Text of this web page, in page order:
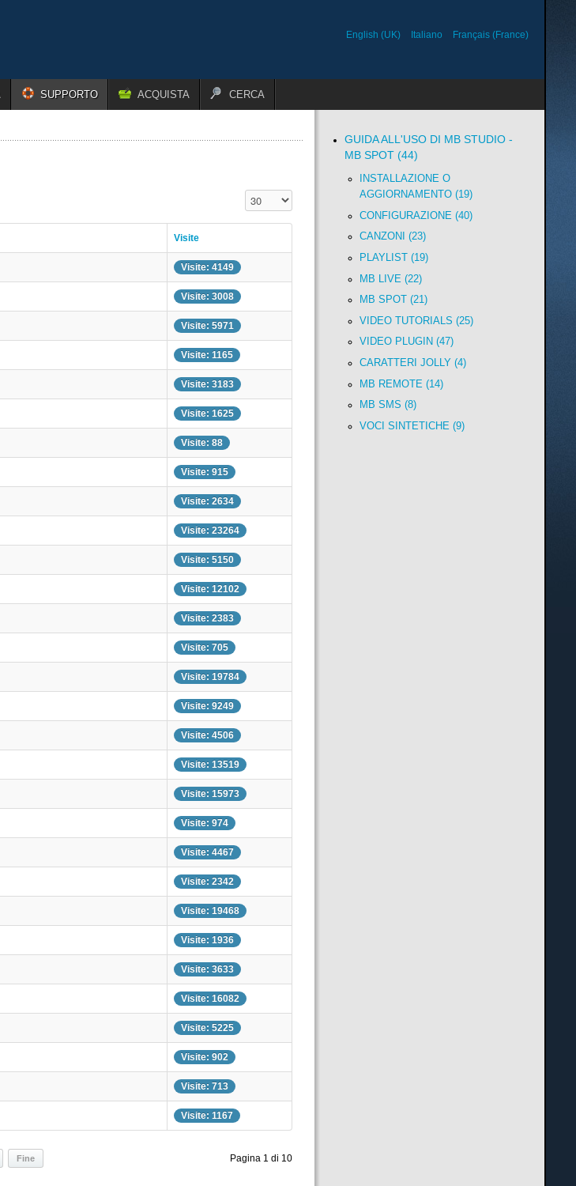
English (UK) Italiano Français (France)
SUPPORTO ACQUISTA CERCA
Visualizza n.
Visite
Visite: 4149
Visite: 3008
Visite: 5971
Visite: 1165
Visite: 3183
Visite: 1625
Visite: 88
Visite: 915
Visite: 2634
Visite: 23264
Visite: 5150
Visite: 12102
Visite: 2383
Visite: 705
Visite: 19784
Visite: 9249
Visite: 4506
Visite: 13519
Visite: 15973
Visite: 974
Visite: 4467
Visite: 2342
Visite: 19468
Visite: 1936
Visite: 3633
Visite: 16082
Visite: 5225
Visite: 902
Visite: 713
Visite: 1167
Pagina 1 di 10
Fine
GUIDA ALL'USO DI MB STUDIO -
MB SPOT (44)
INSTALLAZIONE O
AGGIORNAMENTO (19)
CONFIGURAZIONE (40)
CANZONI (23)
PLAYLIST (19)
MB LIVE (22)
MB SPOT (21)
VIDEO TUTORIALS (25)
VIDEO PLUGIN (47)
CARATTERI JOLLY (4)
MB REMOTE (14)
MB SMS (8)
VOCI SINTETICHE (9)